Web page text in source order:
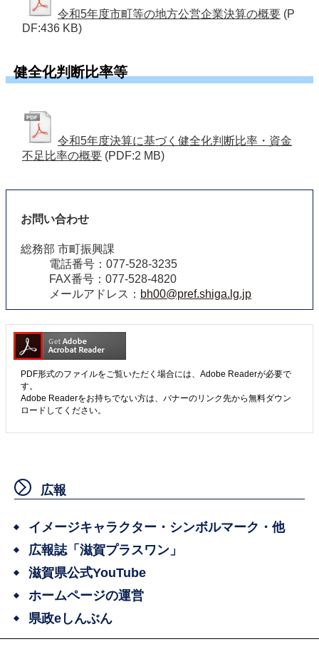
令和5年度市町等の地方公営企業決算の概要 (P
DF:436 KB)
健全化判断比率等
令和5年度決算に基づく健全化判断比率・資金
不足比率の概要 (PDF:2 MB)
お問い合わせ
総務部 市町振興課
電話番号：077-528-3235
FAX番号：077-528-4820
メールアドレス： bh00@pref.shiga.lg.jp
PDF形式のファイルをご覧いただく場合には、Adobe Readerが必要で
す。
Adobe Readerをお持ちでない方は、バナーのリンク先から無料ダウン
ロードしてください。
広報
イメージキャラクター・シンボルマーク・他
広報誌「滋賀プラスワン」
滋賀県公式YouTube
ホームページの運営
県政eしんぶん